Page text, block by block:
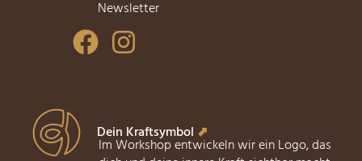
Dein Kraftsymbol ⬈
Im Workshop entwickeln wir ein Logo, das
Newsletter